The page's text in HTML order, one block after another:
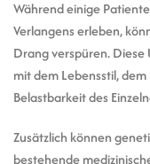
Während einige
Verlangens erleben,
Drang verspüren.
mit dem Lebensstil,
Belastbarkeit des
Zusätzlich können
bestehende